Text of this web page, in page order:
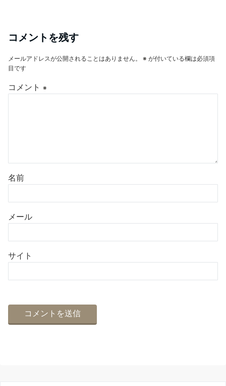
コメントを残す
メールアドレスが公開されることはありません。 ※ が付いている欄は必須項
目です
コメント ※
名前
メール
サイト